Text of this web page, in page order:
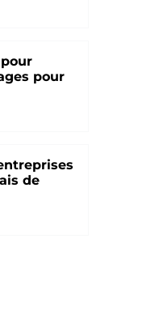
pour
de